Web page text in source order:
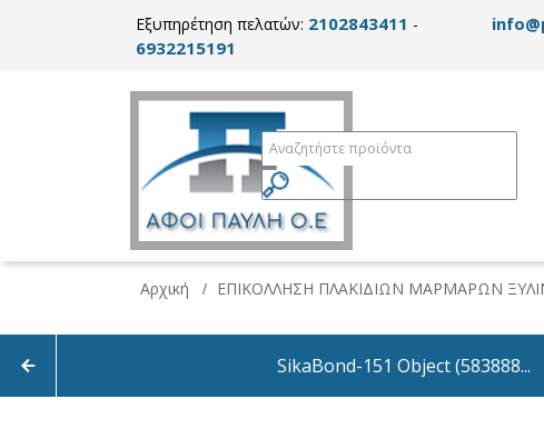
Εξυπηρέτηση πελατών: 2102843411 -
6932215191
Αρχική / ΕΠΙΚΟΛΛΗΣΗ ΠΛΑΚΙΔΙΩΝ ΜΑΡΜΑΡΩΝ
SikaBond-151 Object (583888...